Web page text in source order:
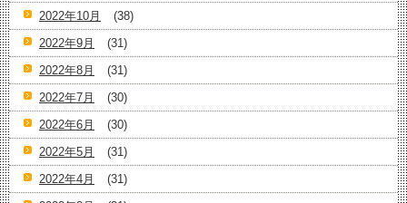
2022年10月
(38)
2022年9月
(31)
2022年8月
(31)
2022年7月
(30)
2022年6月
(30)
2022年5月
(31)
2022年4月
(31)